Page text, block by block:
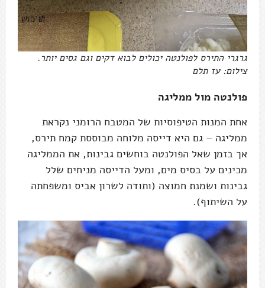
גרגרי התירס לפולנטה יכולים לבוא דקים וגם גסים יותר.
צילום: עז תלם
פולנטה מול ממליגה
אחת המנות הטיפוסיות של המטבח הרומני נקראת
ממליגה – גם היא דייסה מלוחה מבוססת קמח תירס,
אך בזמן שאל הפולנטה בוחשים גבינות, את הממליגה
מכינים על בסיס מים, ומעל הדייסה מניחים שלל
גבינות ושמנת חמוצה (ותודה לשרון אביס ומשפחתה
על השיתוף).